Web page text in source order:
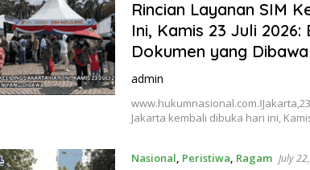
Rincian Layanan SIM
Ini, Kamis 23 Juli 2026:
Dokumen yang Dibawa
admin
Jakarta kembali dibuka hari ini,
Nasional, Peristiwa, Ragam July